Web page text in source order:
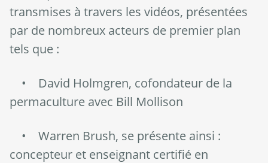
transmises à travers les vidéos, présentées
par de nombreux acteurs de premier plan
tels que :
• David Holmgren, cofondateur de la
permaculture avec Bill Mollison
• Warren Brush, se présente ainsi :
concepteur et enseignant certifié en